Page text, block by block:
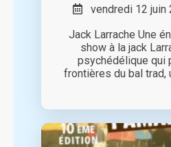
vendredi 12 juin
Jack Larrache Une
show à la jack
psychédélique qui
frontières du bal trad,